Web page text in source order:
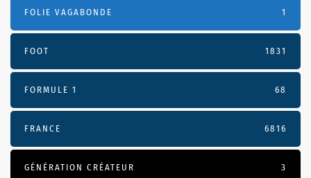
FOLIE VAGABONDE 1
FOOT 1831
FORMULE 1 68
FRANCE 6816
GÉNÉRATION CRÉATEUR 3